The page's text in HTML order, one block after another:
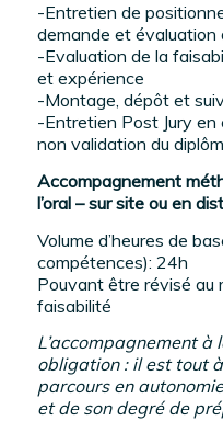
-Entretien de
demande et évaluation
-Evaluation de la
et expérience
-Montage, dépôt et
-Entretien Post Jury
non validation du
Accompagnement
l’oral – sur site ou en
Volume d’heures de
compétences): 24h
Pouvant être révisé au
faisabilité
L’accompagnement à
obligation : il est tout
parcours en
et de son degré de